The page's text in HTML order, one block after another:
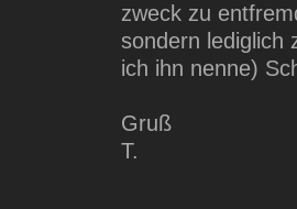
zweck zu
sondern lediglich
ich ihn nenne)
Gruß
T.